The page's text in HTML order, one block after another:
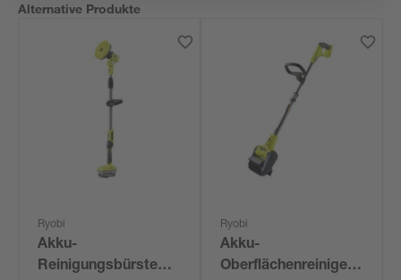
Alternative Produkte
Ryobi
Akku-
Reinigungsbürste
Ryobi
Akku-
Oberflächenreiniger